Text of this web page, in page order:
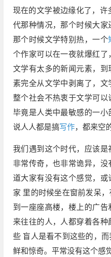
现在的文学被边缘化了，
代那种情况，那个时候大家
那个时候文学特别热，一个
个作家可以在一夜就爆红
文学有太多的新闻元素，
素完全从文学中剥离了，
整个社会不热衷于文学可
毕竟是人类中最敏感的一
说人人都是搞写作，都来空
我们遇到这个时代，应该
非常传奇，也非常诡异，
道大家有没有这个感觉，
家 里的时候坐在窗前发呆
到一座座高楼，楼上的广
来往往的人，人都穿着各
些 盲人是看不到这些的，
鲜和惊奇。平常没有这个感